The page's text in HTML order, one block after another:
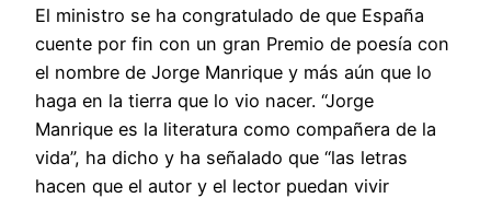
El ministro se ha congratulado de que España
cuente por fin con un gran Premio de poesía con
el nombre de Jorge Manrique y más aún que lo
haga en la tierra que lo vio nacer. “Jorge
Manrique es la literatura como compañera de la
vida”, ha dicho y ha señalado que “las letras
hacen que el autor y el lector puedan vivir